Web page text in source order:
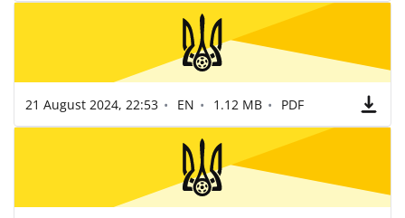
21 August 2024, 22:53 EN 1.12 MB PDF